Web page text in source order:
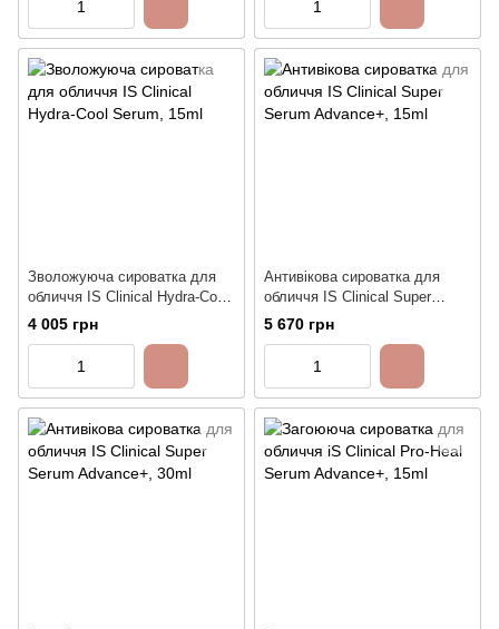
Зволожуюча сироватка для
обличчя IS Clinical Hydra-Cool
Serum, 15ml
4 005 грн
Антивікова сироватка для
обличчя IS Clinical Super
Serum Advance+, 15ml
5 670 грн